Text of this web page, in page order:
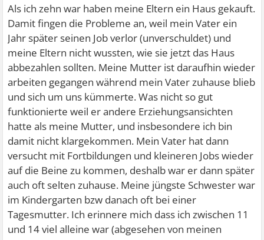
Als ich zehn war haben meine Eltern ein Haus gekauft.
Damit fingen die Probleme an, weil mein Vater ein
Jahr später seinen Job verlor (unverschuldet) und
meine Eltern nicht wussten, wie sie jetzt das Haus
abbezahlen sollten. Meine Mutter ist daraufhin wieder
arbeiten gegangen während mein Vater zuhause blieb
und sich um uns kümmerte. Was nicht so gut
funktionierte weil er andere Erziehungsansichten
hatte als meine Mutter, und insbesondere ich bin
damit nicht klargekommen. Mein Vater hat dann
versucht mit Fortbildungen und kleineren Jobs wieder
auf die Beine zu kommen, deshalb war er dann später
auch oft selten zuhause. Meine jüngste Schwester war
im Kindergarten bzw danach oft bei einer
Tagesmutter. Ich erinnere mich dass ich zwischen 11
und 14 viel alleine war (abgesehen von meinen